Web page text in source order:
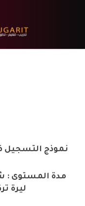
نموذج التسجيل
ليرة